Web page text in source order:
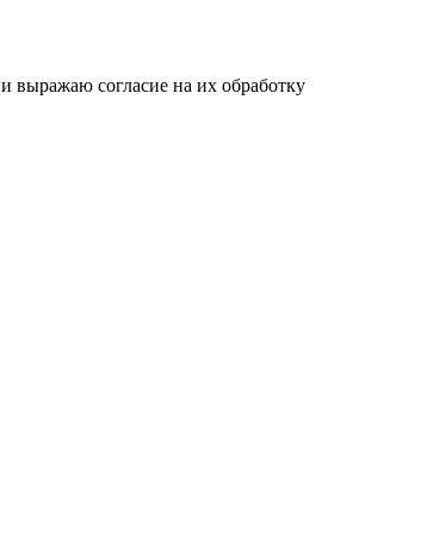
и выражаю согласие на их обработку